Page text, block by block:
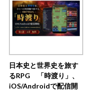
日本史と世界史を旅す
るRPG 「時渡り」、
iOS/Androidで配信開